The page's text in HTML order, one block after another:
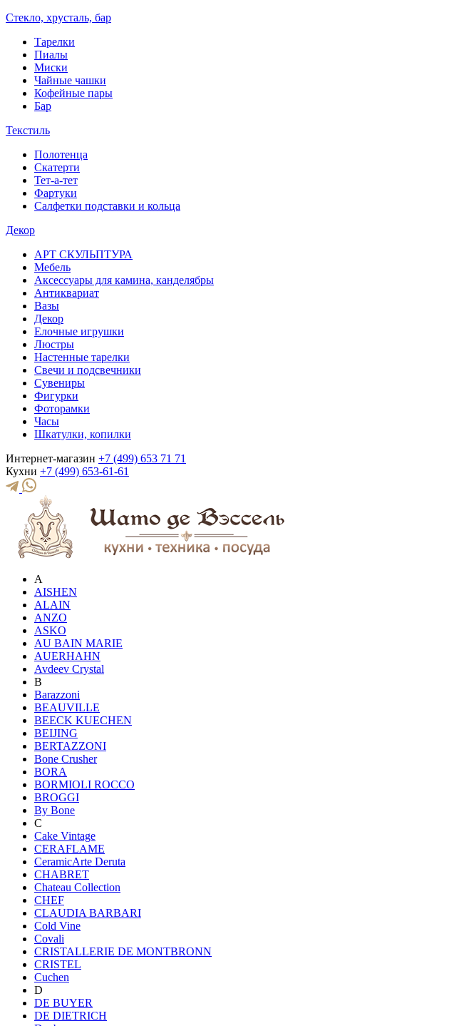
Стекло, хрусталь, бар
Тарелки
Пиалы
Миски
Чайные чашки
Кофейные пары
Бар
Текстиль
Полотенца
Скатерти
Тет-а-тет
Фартуки
Салфетки подставки и кольца
Декор
АРТ СКУЛЬПТУРА
Мебель
Аксессуары для камина, канделябры
Антиквариат
Вазы
Декор
Елочные игрушки
Люстры
Настенные тарелки
Свечи и подсвечники
Сувениры
Фигурки
Фоторамки
Часы
Шкатулки, копилки
Интернет-магазин +7 (499) 653 71 71
Кухни +7 (499) 653-61-61
A
AISHEN
ALAIN
ANZO
ASKO
AU BAIN MARIE
AUERHAHN
Avdeev Crystal
B
Barazzoni
BEAUVILLE
BEECK KUECHEN
BEIJING
BERTAZZONI
Bone Crusher
BORA
BORMIOLI ROCCO
BROGGI
By Bone
C
Cake Vintage
CERAFLAME
CeramicArte Deruta
CHABRET
Chateau Collection
CHEF
CLAUDIA BARBARI
Cold Vine
Covali
CRISTALLERIE DE MONTBRONN
CRISTEL
Cuchen
D
DE BUYER
DE DIETRICH